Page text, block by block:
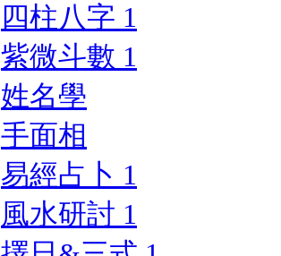
四柱八字 1
紫微斗數 1
姓名學
手面相
易經占卜 1
風水研討 1